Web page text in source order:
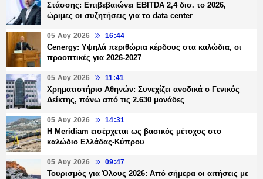
Στάσσης: Επιβεβαιώνει EBITDA 2,4 δισ. το 2026,
ώριμες οι συζητήσεις για το data center
05 Αυγ 2026 16:44
Cenergy: Υψηλά περιθώρια κέρδους στα καλώδια, οι
προοπτικές για 2026-2027
05 Αυγ 2026 11:41
Χρηματιστήριο Αθηνών: Συνεχίζει ανοδικά ο Γενικός
Δείκτης, πάνω από τις 2.630 μονάδες
05 Αυγ 2026 14:31
Η Meridiam εισέρχεται ως βασικός μέτοχος στο
καλώδιο Ελλάδας-Κύπρου
05 Αυγ 2026 09:47
Τουρισμός για Όλους 2026: Από σήμερα οι αιτήσεις με